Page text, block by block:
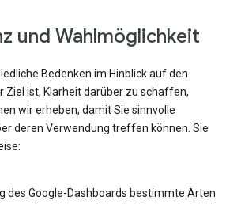
und Wahlmöglichkeit
Bedenken im Hinblick auf den
Ziel ist, Klarheit darüber zu schaffen,
wir erheben, damit Sie sinnvolle
deren Verwendung treffen können. Sie
des Google-Dashboards bestimmte Arten